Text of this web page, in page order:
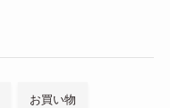
お買い物